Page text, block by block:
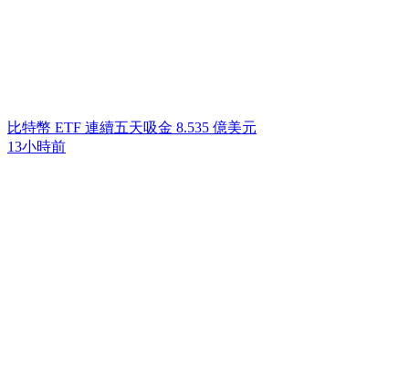
比特幣 ETF 連續五天吸金 8.535 億美元
13小時前